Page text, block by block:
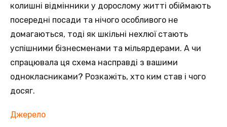
колишні відмінники у дорослому житті обіймають
посередні посади та нічого особливого не
домагаються, тоді як шкільні нехлюї стають
успішними бізнесменами та мільярдерами. А чи
спрацювала ця схема насправді з вашими
однокласниками? Розкажіть, хто ким став і чого
досяг.
Джерело